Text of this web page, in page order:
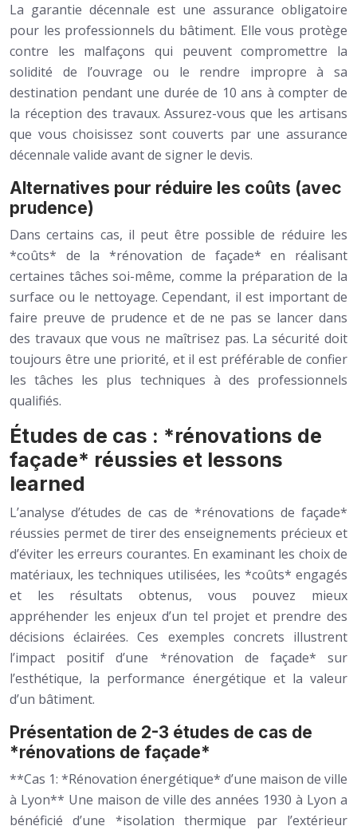
La garantie décennale est une assurance obligatoire
pour les professionnels du bâtiment. Elle vous protège
contre les malfaçons qui peuvent compromettre la
solidité de l’ouvrage ou le rendre impropre à sa
destination pendant une durée de 10 ans à compter de
la réception des travaux. Assurez-vous que les artisans
que vous choisissez sont couverts par une assurance
décennale valide avant de signer le devis.
Alternatives pour réduire les coûts (avec
prudence)
Dans certains cas, il peut être possible de réduire les
*coûts* de la *rénovation de façade* en réalisant
certaines tâches soi-même, comme la préparation de la
surface ou le nettoyage. Cependant, il est important de
faire preuve de prudence et de ne pas se lancer dans
des travaux que vous ne maîtrisez pas. La sécurité doit
toujours être une priorité, et il est préférable de confier
les tâches les plus techniques à des professionnels
qualifiés.
Études de cas : *rénovations de
façade* réussies et lessons
learned
L’analyse d’études de cas de *rénovations de façade*
réussies permet de tirer des enseignements précieux et
d’éviter les erreurs courantes. En examinant les choix de
matériaux, les techniques utilisées, les *coûts* engagés
et les résultats obtenus, vous pouvez mieux
appréhender les enjeux d’un tel projet et prendre des
décisions éclairées. Ces exemples concrets illustrent
l’impact positif d’une *rénovation de façade* sur
l’esthétique, la performance énergétique et la valeur
d’un bâtiment.
Présentation de 2-3 études de cas de
*rénovations de façade*
**Cas 1: *Rénovation énergétique* d’une maison de ville
à Lyon** Une maison de ville des années 1930 à Lyon a
bénéficié d’une *isolation thermique par l’extérieur